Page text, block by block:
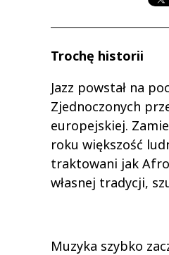
Trochę historii
Jazz powstał na
Zjednoczonych
europejskiej.
roku większość
traktowani jak
własnej tradycji,
Muzyka szybko